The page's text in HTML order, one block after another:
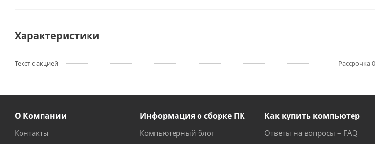
Характеристики
Текст с акцией Рассрочка
О Компании
Контакты
Информация о сборке ПК
Компьютерный блог
Как купить компьютер
Ответы на вопросы – FAQ